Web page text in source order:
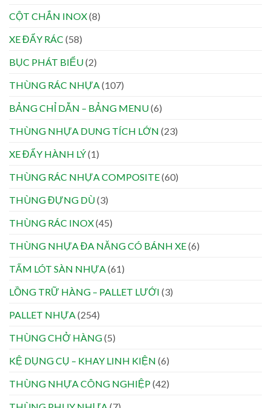
CỘT CHẮN INOX(8)
XE ĐẨY RÁC (58)
BỤC PHÁT BIỂU(2)
THÙNG RÁC NHỰA(107)
BẢNG CHỈ DẪN – BẢNG MENU(6)
THÙNG NHỰA DUNG TÍCH LỚN (23)
XE ĐẨY HÀNH LÝ(1)
THÙNG RÁC NHỰA COMPOSITE(60)
THÙNG ĐỰNG DÙ(3)
THÙNG RÁC INOX(45)
THÙNG NHỰA ĐA NĂNG CÓ BÁNH XE(6)
TẤM LÓT SÀN NHỰA(61)
LỒNG TRỮ HÀNG – PALLET LƯỚI (3)
PALLET NHỰA(254)
THÙNG CHỞ HÀNG(5)
KỆ DỤNG CỤ – KHAY LINH KIỆN (6)
THÙNG NHỰA CÔNG NGHIỆP(42)